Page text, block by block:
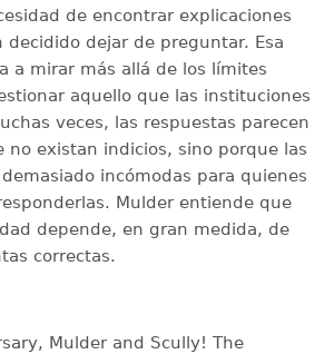
de encontrar explicaciones
decidido dejar de preguntar. Esa
a mirar más allá de los límites
aquello que las instituciones
veces, las respuestas parecen
no existan indicios, sino porque las
incómodas para quienes
Mulder entiende que
depende, en gran medida, de
correctas.
Mulder and Scully! The